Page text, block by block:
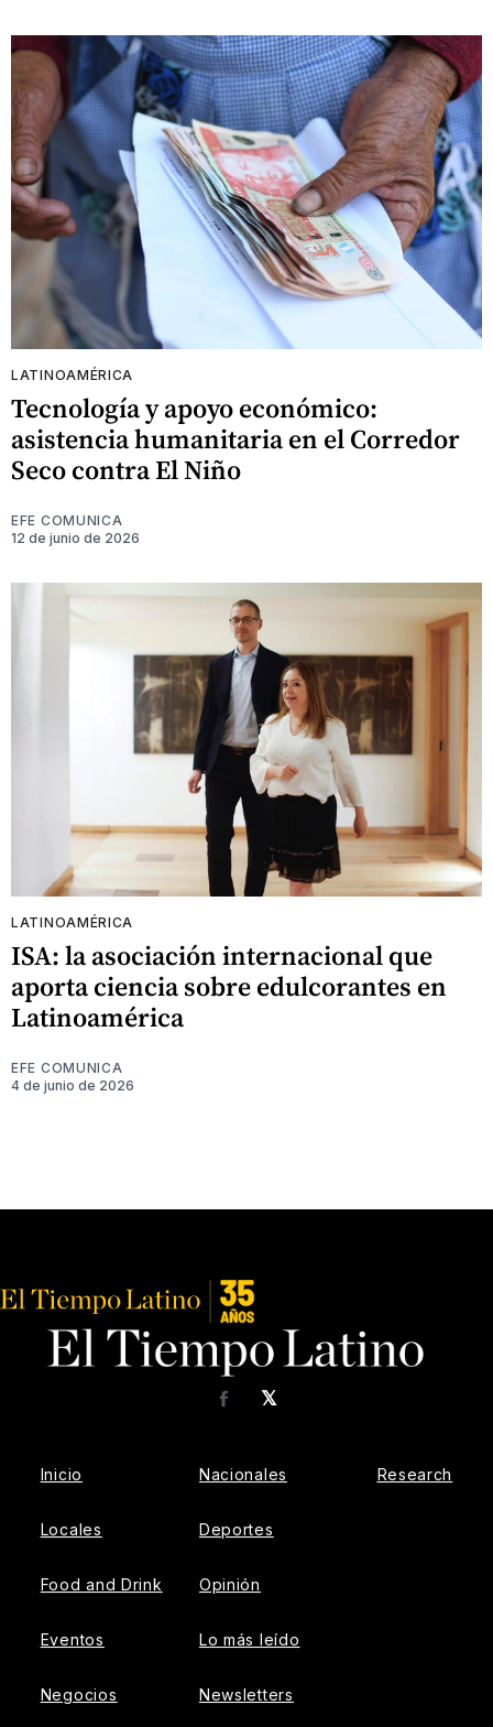
LATINOAMÉRICA
Tecnología y apoyo económico:
asistencia humanitaria en el Corredor
Seco contra El Niño
EFE COMUNICA
12 de junio de 2026
LATINOAMÉRICA
ISA: la asociación internacional que
aporta ciencia sobre edulcorantes en
Latinoamérica
EFE COMUNICA
4 de junio de 2026
𝕏
Facebook
Inicio
Locales
Food and Drink
Eventos
Negocios
Nacionales
Deportes
Opinión
Lo más leído
Newsletters
Research